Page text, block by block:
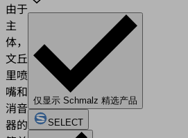
由于
主
体，
文丘
里喷
嘴和
消音
器的
仅显示 Schmalz 精选产品
SELECT